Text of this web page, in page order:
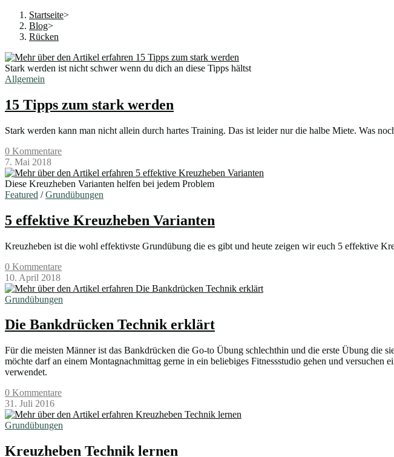
Startseite>
Blog>
Rücken
Stark werden ist nicht schwer wenn du dich an diese Tipps hältst
Allgemein
15 Tipps zum stark werden
Stark werden kann man nicht allein durch hartes Training. Das ist leider nur die halbe Miete. Was
0 Kommentare
7. Mai 2018
Diese Kreuzheben Varianten helfen bei jedem Problem
Featured /Grundübungen
5 effektive Kreuzheben Varianten
Kreuzheben ist die wohl effektivste Grundübung die es gibt und heute zeigen wir euch 5 effektive
0 Kommentare
10. April 2018
Grundübungen
Die Bankdrücken Technik erklärt
Für die meisten Männer ist das Bankdrücken die Go-to Übung schlechthin und die erste Übung die
möchte darf an einem Montagnachmittag gerne in ein beliebiges Fitnessstudio gehen und
verwendet.
0 Kommentare
31. Juli 2016
Grundübungen
Kreuzheben Technik lernen